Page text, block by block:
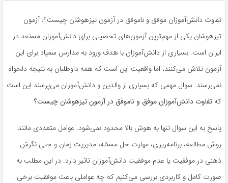
تفاوت دانش‌آموزان موفق و ناموفق در آزمون تیزهوشان چیست؟: آزمون
تیزهوشان یکی از مهم‌ترین آزمون‌های تحصیلی برای دانش‌آموزان مستعد در
ایران است. بسیاری از دانش‌آموزان با هدف ورود به مدارس سمپاد برای این
آزمون تلاش می‌کنند، اما واقعیت این است که همه داوطلبان به نتیجه دلخواه
نمی‌رسند. سوال مهمی که بسیاری از والدین و دانش‌آموزان می‌پرسند این است
که تفاوت دانش‌آموزان موفق و ناموفق در آزمون تیزهوشان چیست؟
پاسخ به این سوال تنها به هوش بالا محدود نمی‌شود. عوامل متعددی مانند
روش مطالعه، برنامه‌ریزی، مهارت حل مسئله، مدیریت زمان و حتی نگرش
ذهنی در موفقیت یا عدم موفقیت دانش‌آموزان تاثیر دارد. در این مطلب به
صورت کامل و کاربردی بررسی می‌کنیم که چه عواملی باعث موفقیت برخی